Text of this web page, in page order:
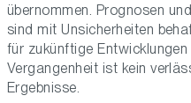
übernommen. Prognosen
sind mit Unsicherheiten
für zukünftige
Vergangenheit ist kein
Ergebnisse.